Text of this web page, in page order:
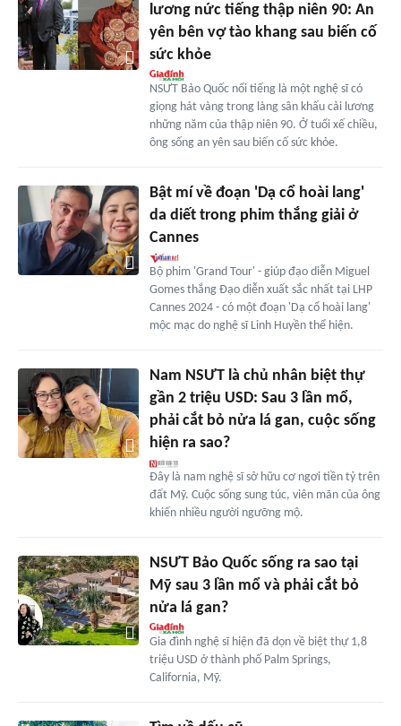
lương nức tiếng thập niên 90: An
yên bên vợ tào khang sau biến cố
sức khỏe
NSƯT Bảo Quốc nổi tiếng là một nghệ sĩ có
giọng hát vàng trong làng sân khấu cải lương
những năm của thập niên 90. Ở tuổi xế chiều,
ông sống an yên sau biến cố sức khỏe.
Bật mí về đoạn 'Dạ cổ hoài lang'
da diết trong phim thắng giải ở
Cannes
Bộ phim 'Grand Tour' - giúp đạo diễn Miguel
Gomes thắng Đạo diễn xuất sắc nhất tại LHP
Cannes 2024 - có một đoạn 'Dạ cổ hoài lang'
mộc mạc do nghệ sĩ Linh Huyền thể hiện.
Nam NSƯT là chủ nhân biệt thự
gần 2 triệu USD: Sau 3 lần mổ,
phải cắt bỏ nửa lá gan, cuộc sống
hiện ra sao?
Đây là nam nghệ sĩ sở hữu cơ ngơi tiền tỷ trên
đất Mỹ. Cuộc sống sung túc, viên mãn của ông
khiến nhiều người ngưỡng mộ.
NSƯT Bảo Quốc sống ra sao tại
Mỹ sau 3 lần mổ và phải cắt bỏ
nửa lá gan?
Gia đình nghệ sĩ hiện đã dọn về biệt thự 1,8
triệu USD ở thành phố Palm Springs,
California, Mỹ.